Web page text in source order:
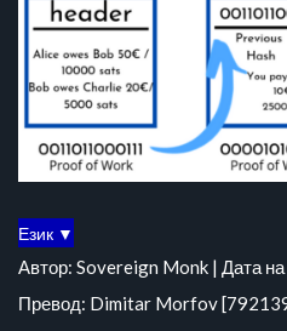
Език ▼
Автор: Sovereign Monk | Дата
Превод: Dimitar Morfov